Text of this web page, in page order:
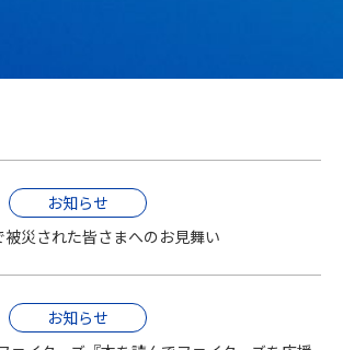
お知らせ
災された皆さまへのお見舞い
お知らせ